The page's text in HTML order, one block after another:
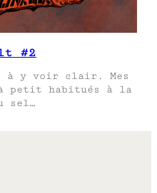
#2
à y voir clair. Mes
petit habitués à la
sel…